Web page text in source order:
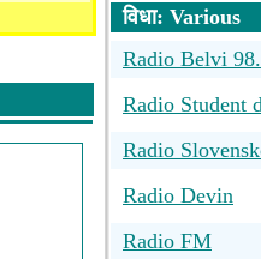
विधा: Various
Radio Belvi
Radio Student
Radio
Radio Devin
Radio FM